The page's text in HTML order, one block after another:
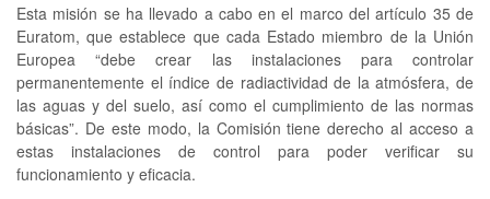
Esta misión se ha llevado a cabo en el marco del artículo 35 de
Euratom, que establece que cada Estado miembro de la Unión
Europea “debe crear las instalaciones para controlar
permanentemente el índice de radiactividad de la atmósfera, de
las aguas y del suelo, así como el cumplimiento de las normas
básicas”. De este modo, la Comisión tiene derecho al acceso a
estas instalaciones de control para poder verificar su
funcionamiento y eficacia.